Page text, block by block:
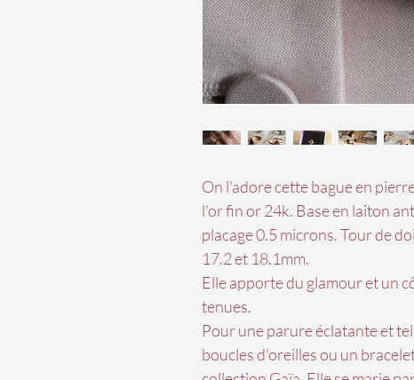
On l'adore cette bague en
l'or fin or 24k. Base en laiton
placage 0.5 microns. Tour de
17.2 et 18.1mm.
Elle apporte du glamour et un
tenues.
Pour une parure éclatante et
boucles d'oreilles ou un